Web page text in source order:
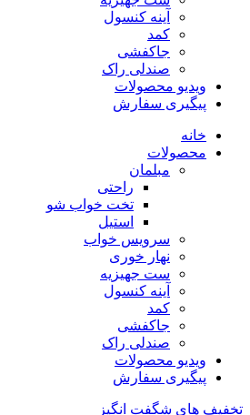
آینه کنسول
کمد
جاکفشی
صندلی راک
ویدیو محصولات
پیگیری سفارش
خانه
محصولات
مبلمان
راحتی
تخت خواب شو
استیل
سرویس خواب
نهار خوری
ست جهیزیه
آینه کنسول
کمد
جاکفشی
صندلی راک
ویدیو محصولات
پیگیری سفارش
تخفیف های شگفت انگیز